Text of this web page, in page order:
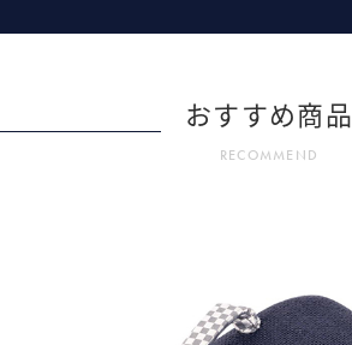
おすすめ商品
RECOMMEND